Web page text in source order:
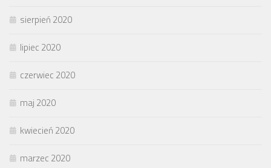
sierpień 2020
lipiec 2020
czerwiec 2020
maj 2020
kwiecień 2020
marzec 2020